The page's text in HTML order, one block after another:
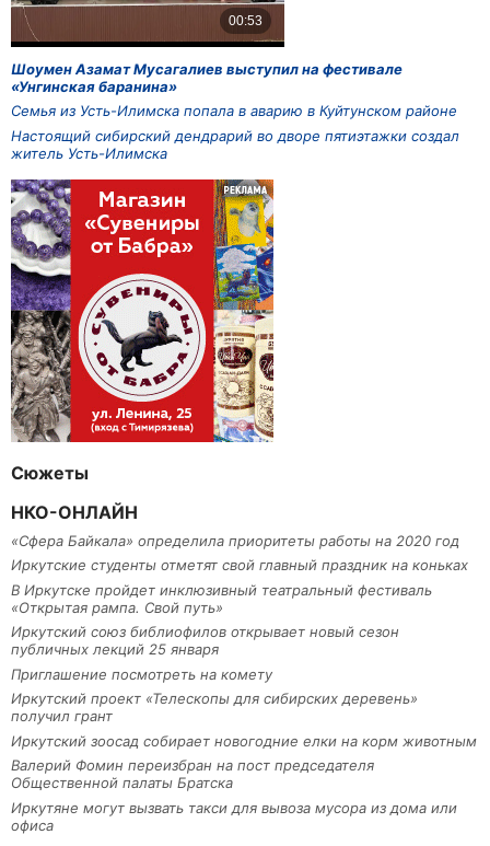
Шоумен Азамат Мусагалиев выступил на фестивале
«Унгинская баранина»
Семья из Усть-Илимска попала в аварию в Куйтунском районе
Настоящий сибирский дендрарий во дворе пятиэтажки создал
житель Усть-Илимска
Сюжеты
НКО-ОНЛАЙН
«Сфера Байкала» определила приоритеты работы на 2020 год
Иркутские студенты отметят свой главный праздник на коньках
В Иркутске пройдет инклюзивный театральный фестиваль
«Открытая рампа. Свой путь»
Иркутский союз библиофилов открывает новый сезон
публичных лекций 25 января
Приглашение посмотреть на комету
Иркутский проект «Телескопы для сибирских деревень»
получил грант
Иркутский зоосад собирает новогодние елки на корм животным
Валерий Фомин переизбран на пост председателя
Общественной палаты Братска
Иркутяне могут вызвать такси для вывоза мусора из дома или
офиса